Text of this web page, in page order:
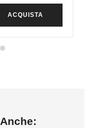
ACQUISTA